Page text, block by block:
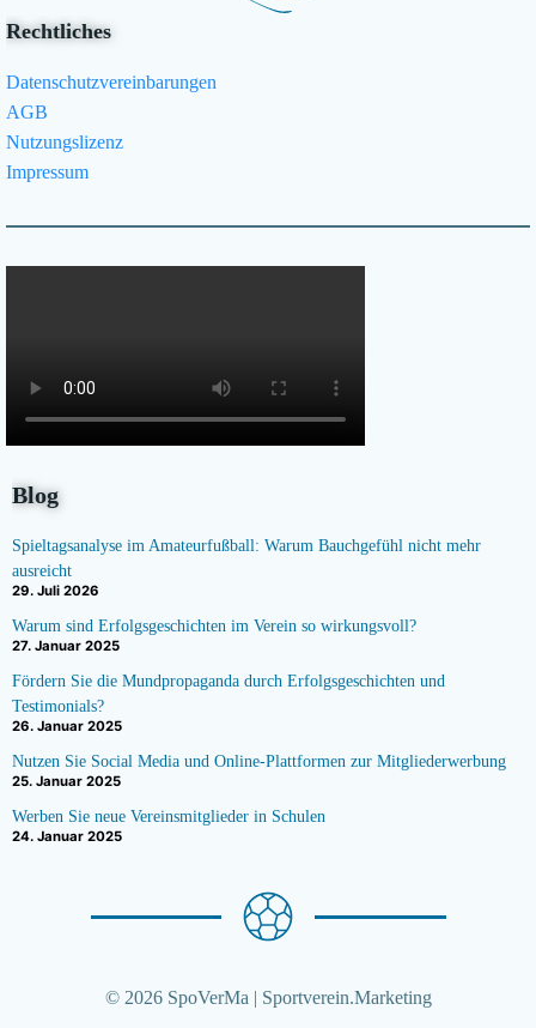
Rechtliches
Datenschutzvereinbarungen
AGB
Nutzungslizenz
Impressum
Blog
Spieltagsanalyse im Amateurfußball: Warum Bauchgefühl nicht mehr
ausreicht
29. Juli 2026
Warum sind Erfolgsgeschichten im Verein so wirkungsvoll?
27. Januar 2025
Fördern Sie die Mundpropaganda durch Erfolgsgeschichten und
Testimonials?
26. Januar 2025
Nutzen Sie Social Media und Online-Plattformen zur Mitgliederwerbung
25. Januar 2025
Werben Sie neue Vereinsmitglieder in Schulen
24. Januar 2025
© 2026 SpoVerMa | Sportverein.Marketing